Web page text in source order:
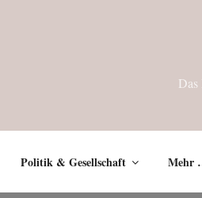
Politik & Gesellschaft Mehr